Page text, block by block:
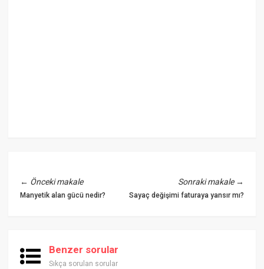
← Önceki makale
Manyetik alan gücü nedir?
Sonraki makale→
Sayaç değişimi faturaya yansır mı?
Benzer sorular
Sıkça sorulan sorular